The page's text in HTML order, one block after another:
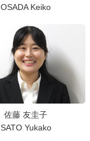
OSADA Keiko
佐藤 友圭子
SATO Yukako